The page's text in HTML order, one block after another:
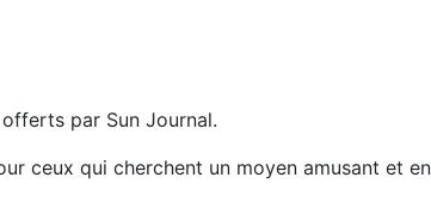
par Sun Journal.
ceux qui cherchent un moyen amusant et